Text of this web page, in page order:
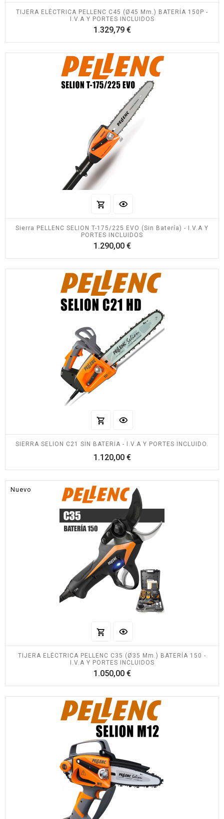
TIJERA ELÉCTRICA PELLENC C45 (Ø45 Mm.) BATERÍA 150P -
I.V.A Y PORTES INCLUIDOS
1.329,79 €Precio
Sierra PELLENC SELION T-175/225 EVO (Sin Batería) - I.V.A Y
PORTES INCLUIDOS
1.290,00 €Precio
SIERRA SELION C21 SIN BATERIA - I.V.A Y PORTES INCLUIDO.
1.120,00 €Precio
Nuevo
TIJERA ELÉCTRICA PELLENC C35 (Ø35 Mm.) BATERÍA 150 -
I.V.A Y PORTES INCLUIDOS
1.050,00 €Precio